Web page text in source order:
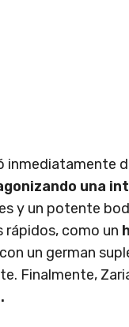
una
y un potente
como un
un german
Finalmente,